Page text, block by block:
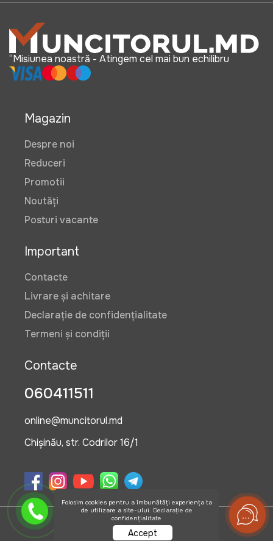
“Misiunea noastră - Atingem cel mai bun echilibru
Magazin
Despre noi
Reduceri
Promotii
Noutăți
Posturi vacante
Important
Contacte
Livrare și achitare
Declarație de confidențialitate
Termeni și condiții
Contacte
060411511
online@muncitorul.md
Chișinău, str. Codrilor 16/1
©2026 OlisGrup SRL
Folosim cookies pentru a îmbunătăți experiența ta
de utilizare a site-ului. Declarație de
confidențialitate
Accept